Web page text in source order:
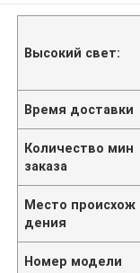
Высокий свет:
Время доставки
Количество мин
заказа
Место происхож
дения
Номер модели